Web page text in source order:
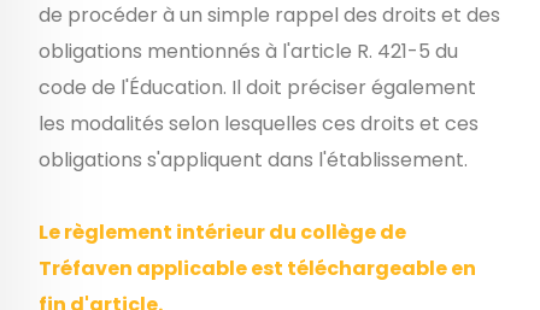
de procéder à un simple rappel des droits et des
obligations mentionnés à l'article R. 421-5 du
code de l'Éducation. Il doit préciser également
les modalités selon lesquelles ces droits et ces
obligations s'appliquent dans l'établissement.
Le règlement intérieur du collège de
Tréfaven applicable est téléchargeable en